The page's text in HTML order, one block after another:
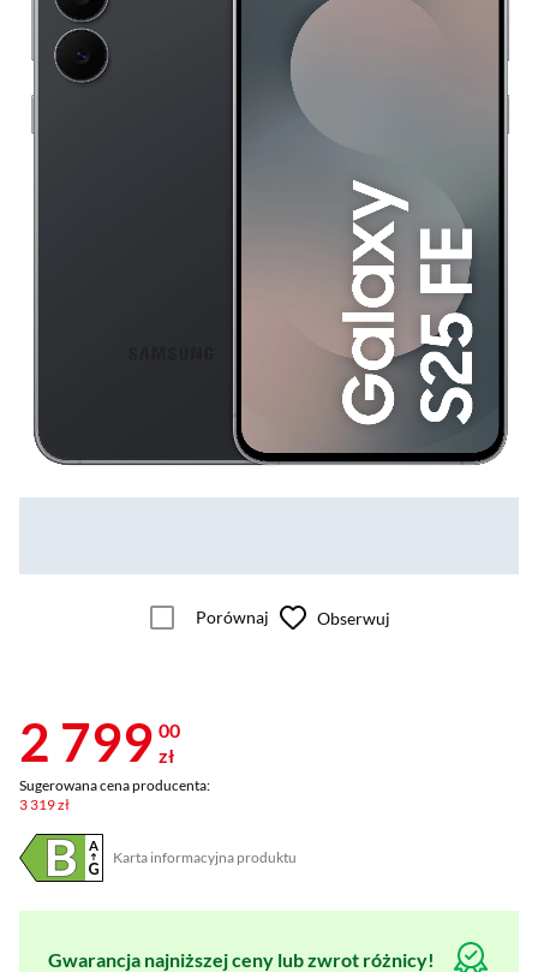
Porównaj Obserwuj
2 799 00
zł
Sugerowana cena producenta:
3 319 zł
Karta informacyjna produktu
Plik w formacie pdf
(otworzy się w nowym oknie)
Gwarancja najniższej ceny lub zwrot różnicy!